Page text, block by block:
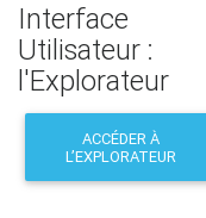
Interface
Utilisateur :
l'Explorateur
ACCÉDER À
L’EXPLORATEUR